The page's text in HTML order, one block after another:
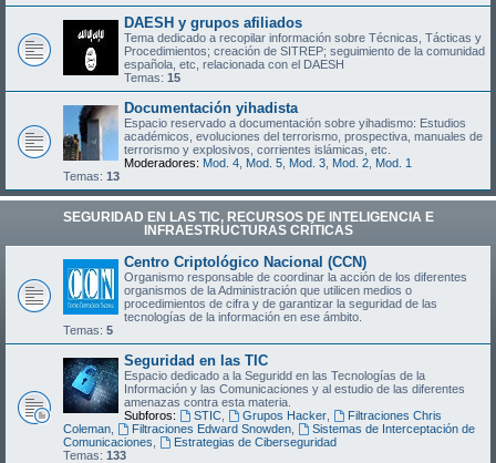
DAESH y grupos afiliados
Tema dedicado a recopilar información sobre Técnicas, Tácticas y
Procedimientos; creación de SITREP; seguimiento de la comunidad
española, etc, relacionada con el DAESH
Temas: 15
Documentación yihadista
Espacio reservado a documentación sobre yihadismo: Estudios
académicos, evoluciones del terrorismo, prospectiva, manuales de
terrorismo y explosivos, corrientes islámicas, etc.
Moderadores: Mod. 4 Mod. 5 Mod. 3 Mod. 2 Mod. 1
Temas: 13
SEGURIDAD EN LAS TIC, RECURSOS DE INTELIGENCIA E
INFRAESTRUCTURAS CRÍTICAS
Centro Criptológico Nacional (CCN)
Organismo responsable de coordinar la acción de los diferentes
organismos de la Administración que utilicen medios o
procedimientos de cifra y de garantizar la seguridad de las
tecnologías de la información en ese ámbito.
Temas: 5
Seguridad en las TIC
Espacio dedicado a la Seguridd en las Tecnologías de la
Información y las Comunicaciones y al estudio de las diferentes
amenazas contra esta materia.
Subforos:
STIC, Grupos Hacker,
Filtraciones Chris
Coleman
Filtraciones Edward Snowden,
Sistemas de Interceptación de
Comunicaciones
Estrategias de Ciberseguridad
Temas: 133